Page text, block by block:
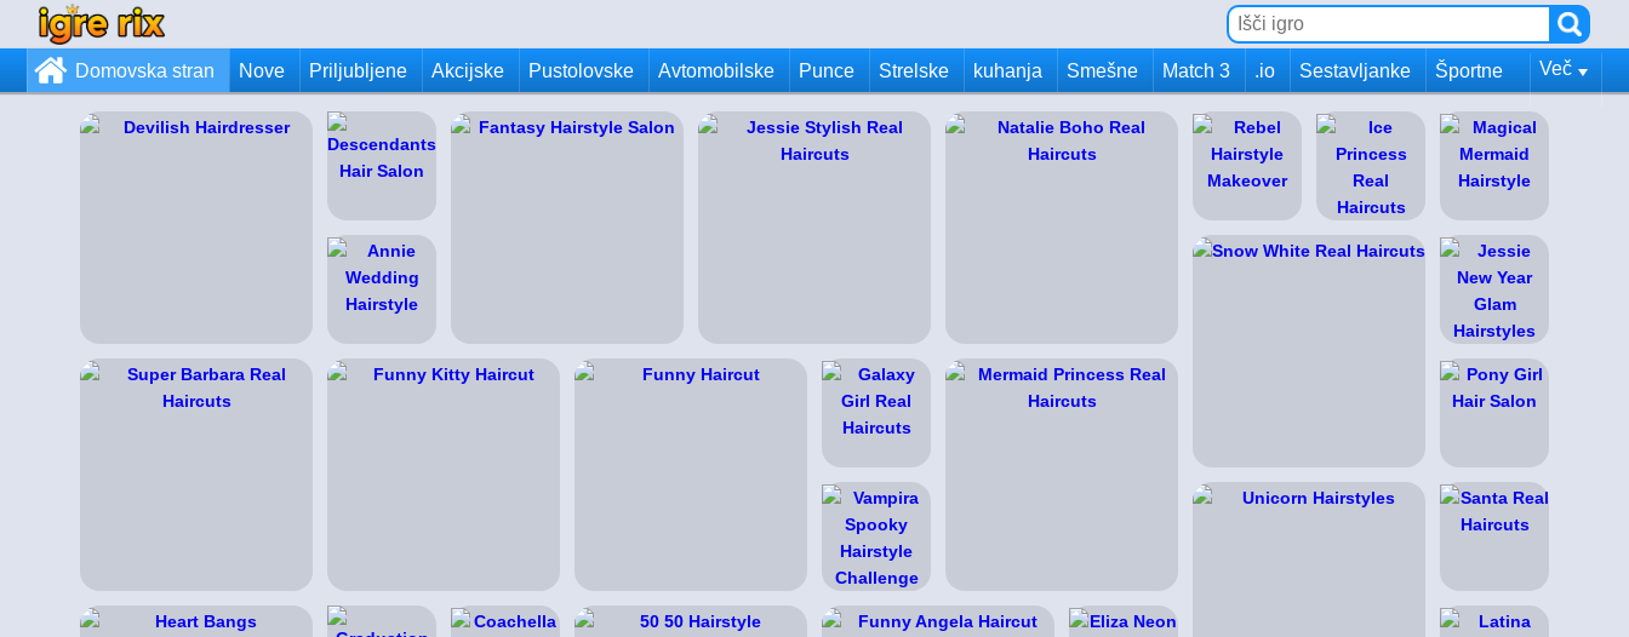
Domovska stran Nove Priljubljene Akcijske Pustolovske Avtomobilske Punce Strelske kuhanja Smešne Match 3 .io Sestavljanke Športne Več